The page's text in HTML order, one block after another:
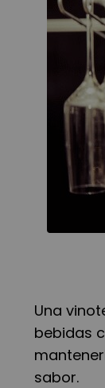
Una
bebidas
sabor.